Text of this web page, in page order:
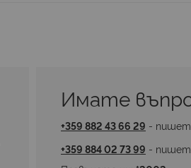
Имате
+359 882 43 66 29 -
+359 884 02 73 99 -